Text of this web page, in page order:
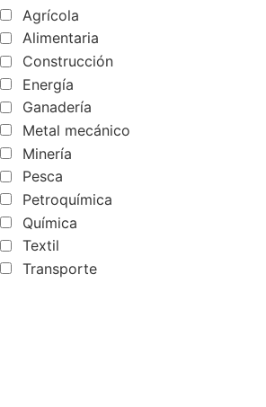
Agrícola
Alimentaria
Construcción
Energía
Ganadería
Metal mecánico
Minería
Pesca
Petroquímica
Química
Textil
Transporte